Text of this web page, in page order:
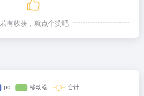
若有收获，就点个赞吧